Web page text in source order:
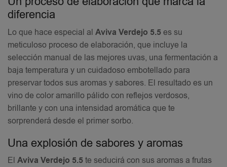
diferencia
Lo que hace especial al Aviva Verdejo 5.5es su
meticuloso proceso de elaboración, que incluye la
selección manual de las mejores uvas, una fermentación a
baja temperatura y un cuidadoso embotellado para
preservar todos sus aromas y sabores. El resultado es un
vino de color amarillo pálido con reflejos verdosos,
brillante y con una intensidad aromática que te
sorprenderá desde el primer sorbo.
Una explosión de sabores y aromas
El Aviva Verdejo 5.5te seducirá con sus aromas a frutas